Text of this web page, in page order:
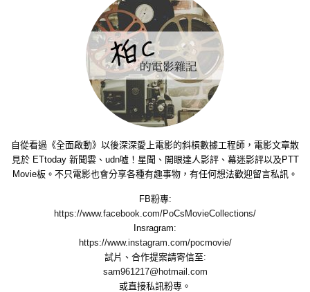
自從看過《全面啟動》以後深深愛上電影的斜槓數據工程師，電影文章散
見於 ETtoday 新聞雲、udn噓！星聞、開眼達人影評、幕迷影評以及PTT
Movie板。不只電影也會分享各種有趣事物，有任何想法歡迎留言私訊。
FB粉專:
https://www.facebook.com/PoCsMovieCollections/
Insragram:
https://www.instagram.com/pocmovie/
試片、合作提案請寄信至:
sam961217@hotmail.com
或直接私訊粉專。